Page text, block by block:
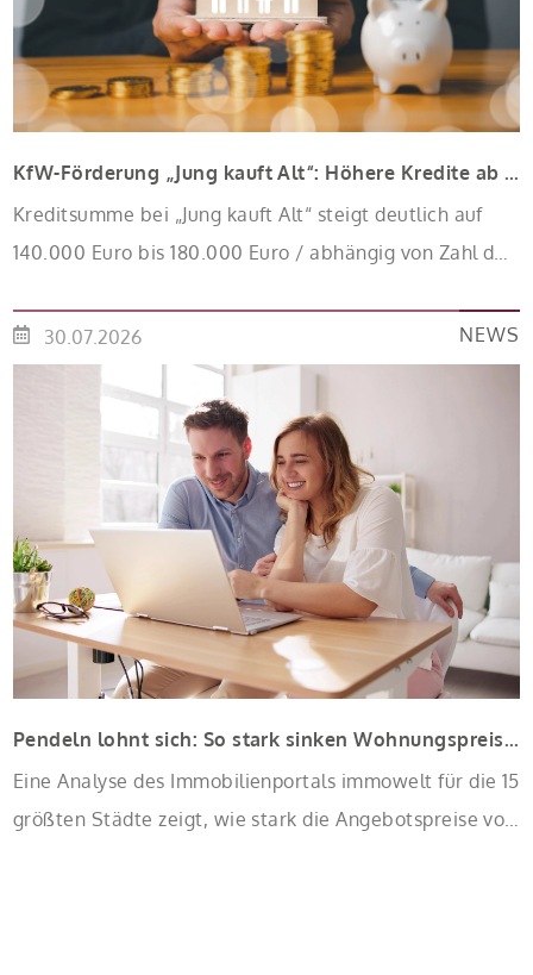
KfW-Förderung „Jung kauft Alt“: Höhere Kredite ab August 2026
Kreditsumme bei „Jung kauft Alt“ steigt deutlich auf
140.000 Euro bis 180.000 Euro / abhängig von Zahl der
verbilligt: Heutiger Zins bei 0,53 Prozent effektiv bei 35
Jahren Laufzeit und 10 Jahren Zinsbindung
Antragstellende verpflichten sich zu energetischer
Sanierung binnen 54 Monaten nach Förderzusage /
Sanierung in Einzelmaßnahmen […]
30.07.2026 NEWS
Pendeln lohnt sich: So stark sinken Wohnungspreise im Umland
Eine Analyse des Immobilienportals immowelt für die 15
größten Städte zeigt, wie stark die Angebotspreise von